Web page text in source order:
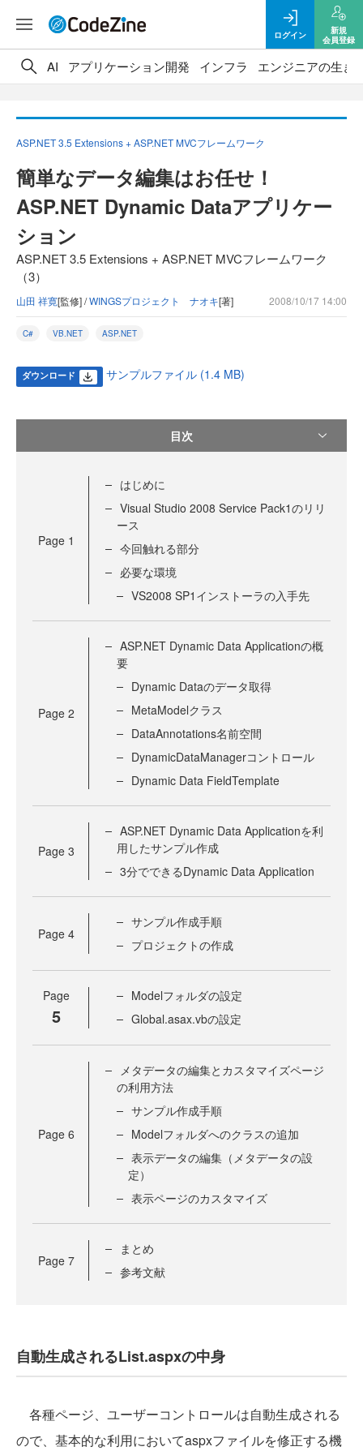
ログイン
新規
会員登録
AI アプリケーション開発 インフラ エンジニアの生き
ASP.NET 3.5 Extensions + ASP.NET MVCフレームワーク
簡単なデータ編集はお任せ！
ASP.NET Dynamic Dataアプリケー
ション
ASP.NET 3.5 Extensions + ASP.NET MVCフレームワーク
（3）
山田 祥寛[監修] /WINGSプロジェクト ナオキ[著] 2008/10/17 14:00
C# VB.NET ASP.NET
ダウンロード サンプルファイル (1.4 MB)
目次
Page 1
はじめに
Visual Studio 2008 Service Pack1のリリ
ース
今回触れる部分
必要な環境
VS2008 SP1インストーラの入手先
Page 2
ASP.NET Dynamic Data Applicationの概
要
Dynamic Dataのデータ取得
MetaModelクラス
DataAnnotations名前空間
DynamicDataManagerコントロール
Dynamic Data FieldTemplate
Page 3
ASP.NET Dynamic Data Applicationを利
用したサンプル作成
3分でできるDynamic Data Application
Page 4
サンプル作成手順
プロジェクトの作成
Page
5
Modelフォルダの設定
Global.asax.vbの設定
Page 6
メタデータの編集とカスタマイズページ
の利用方法
サンプル作成手順
Modelフォルダへのクラスの追加
表示データの編集（メタデータの設
定）
表示ページのカスタマイズ
Page 7
まとめ
参考文献
自動生成されるList.aspxの中身
各種ページ、ユーザーコントロールは自動生成される
ので、基本的な利用においてaspxファイルを修正する機